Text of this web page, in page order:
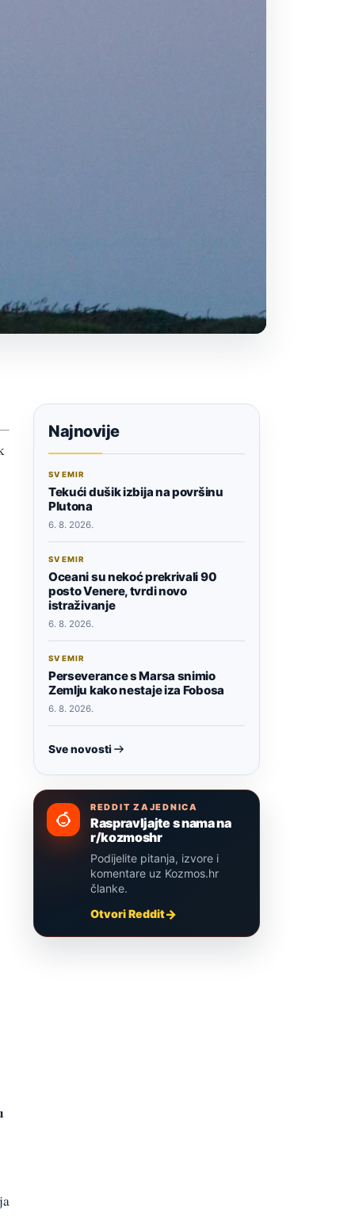
Najnovije
SVEMIR
Tekući dušik izbija na površinu
Plutona
6. 8. 2026.
SVEMIR
Oceani su nekoć prekrivali 90
posto Venere, tvrdi novo
istraživanje
6. 8. 2026.
SVEMIR
Perseverance s Marsa snimio
Zemlju kako nestaje iza Fobosa
6. 8. 2026.
Sve novosti
REDDIT ZAJEDNICA
Raspravljajte s nama na
r/kozmoshr
Podijelite pitanja, izvore i
komentare uz Kozmos.hr
članke.
Otvori Reddit